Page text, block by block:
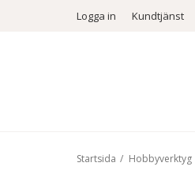
Logga in Kundtjänst
Startsida / Hobbyverktyg